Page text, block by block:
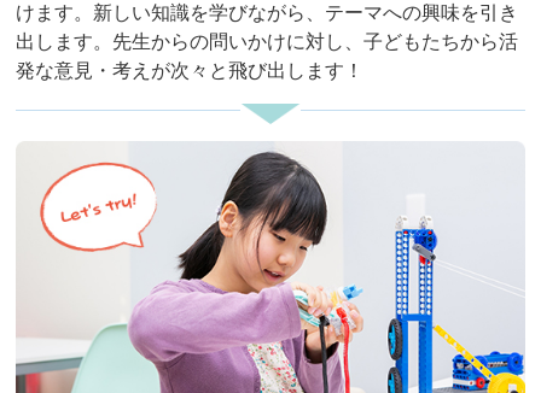
けます。新しい知識を学びながら、テーマへの興味を引き
出します。先生からの問いかけに対し、子どもたちから活
発な意見・考えが次々と飛び出します！